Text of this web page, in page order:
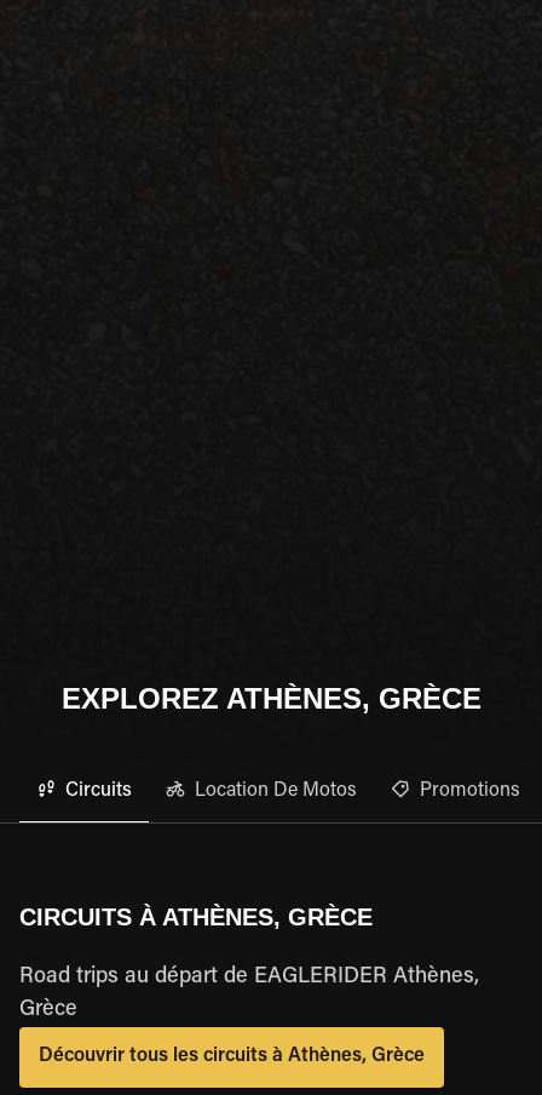
EXPLOREZ ATHÈNES, GRÈCE
Circuits Location De Motos Promotions
CIRCUITS À ATHÈNES, GRÈCE
Road trips au départ de EAGLERIDER Athènes,
Grèce
Découvrir tous les circuits à Athènes, Grèce